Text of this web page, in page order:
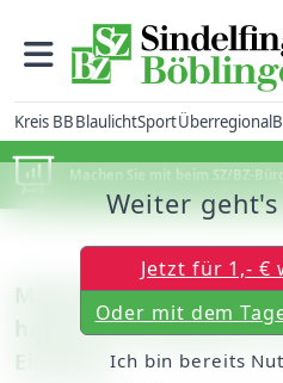
Kreis BBBlaulichtSportÜberregional
Machen Sie mit beim SZ/BZ-
Maichingen: Die
hatte im vergangenen
Einsätze
Weiter
Jetzt für 1,- €
Oder mit dem
Ich bin bereits